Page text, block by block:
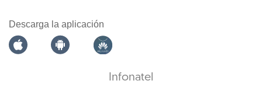
Descarga la aplicación
Infonatel